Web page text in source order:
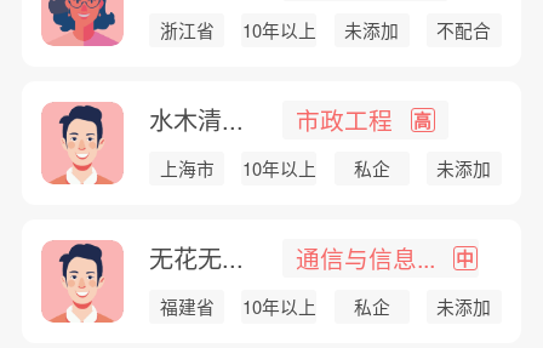
浙江省 10年以上 未添加 不配合
水木清... 市政工程 高
上海市 10年以上 私企 未添加
无花无... 通信与信息... 中
福建省 10年以上 私企 未添加